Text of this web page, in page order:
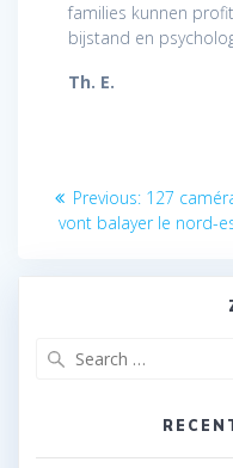
families kunnen
bijstand en
Th. E.
Previous: Previous
post:
127
vont balayer le nord-